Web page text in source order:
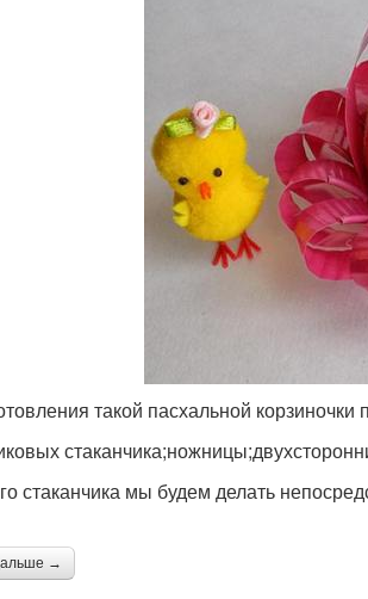
такой пасхальной корзиночки
стаканчика мы будем делать
→